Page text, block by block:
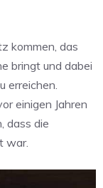
kommen, das
bringt und dabei
erreichen.
einigen Jahren
dass die
war.